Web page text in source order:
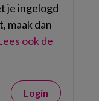
je ingelogd
maak dan
ook de
Login